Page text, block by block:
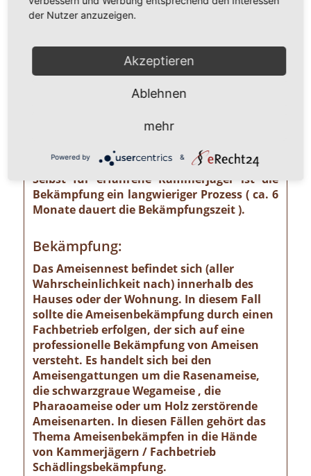
unterschätzendes gesundheitliches und
Pharaoameise gehört zu den gefährlichsten
Ameisenarten überhaupt. Ursprünglich in
Indien beheimatet, ist sie mittlerweile
weltweit verbreitet. Die Gattung ist
verhältnismäßig klein und sieht
bernsteingelb aus. Sollten Sie solch eine
Ameise sehen, ist eine professionelle
Schädlingsbekämpfung absolut notwendig!
Selbst für erfahrene Kammerjäger ist die
Bekämpfung ein langwieriger Prozess ( ca. 6
Monate dauert die Bekämpfungszeit ).
Bekämpfung:
Das Ameisennest befindet sich (aller
Wahrscheinlichkeit nach) innerhalb des
Hauses oder der Wohnung. In diesem Fall
sollte die Ameisenbekämpfung durch einen
Fachbetrieb erfolgen, der sich auf eine
professionelle Bekämpfung von Ameisen
versteht. Es handelt sich bei den
Ameisengattungen um die Rasenameise,
die schwarzgraue Wegameise , die
Pharaoameise oder um Holz zerstörende
Ameisenarten. In diesen Fällen gehört das
Thema Ameisenbekämpfen in die Hände
von Kammerjägern / Fachbetrieb
Schädlingsbekämpfung.
der Nutzer anzuzeigen.
Akzeptieren
Ablehnen
mehr
Powered by &